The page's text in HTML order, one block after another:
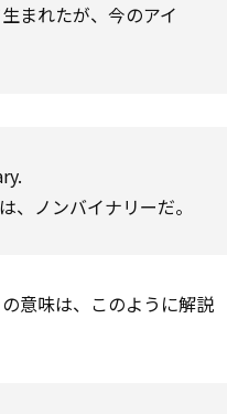
まれたが、今のアイ
、ノンバイナリーだ。
意味は、このように解説